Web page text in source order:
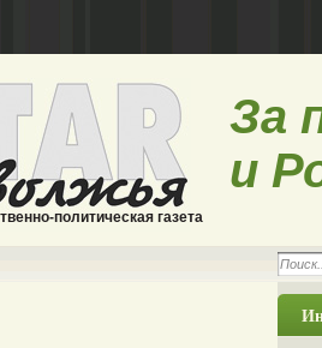
политическая газета
За
и